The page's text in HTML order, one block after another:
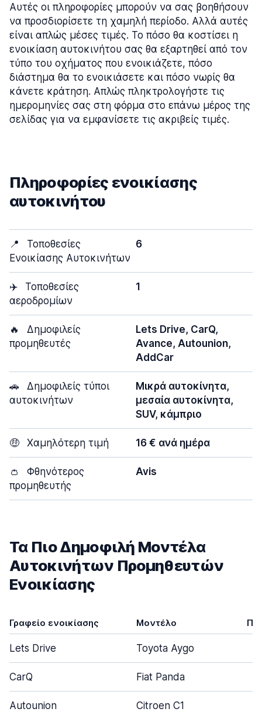
Αυτές οι πληροφορίες μπορούν να σας βοηθήσουν
να προσδιορίσετε τη χαμηλή περίοδο. Αλλά αυτές
είναι απλώς μέσες τιμές. Το πόσο θα κοστίσει η
ενοικίαση αυτοκινήτου σας θα εξαρτηθεί από τον
τύπο του οχήματος που ενοικιάζετε, πόσο
διάστημα θα το ενοικιάσετε και πόσο νωρίς θα
κάνετε κράτηση. Απλώς πληκτρολογήστε τις
ημερομηνίες σας στη φόρμα στο επάνω μέρος της
σελίδας για να εμφανίσετε τις ακριβείς τιμές.
Πληροφορίες ενοικίασης
αυτοκινήτου
📍
Τοποθεσίες
Ενοικίασης Αυτοκινήτων
6
✈️
Τοποθεσίες
αεροδρομίων
1
🔥
Δημοφιλείς
προμηθευτές
Lets Drive, CarQ,
Avance, Autounion,
AddCar
🚗
Δημοφιλείς τύποι
αυτοκινήτων
Μικρά αυτοκίνητα,
μεσαία αυτοκίνητα,
SUV, κάμπριο
🤑 Χαμηλότερη τιμή 16 € ανά ημέρα
👛
Φθηνότερος
προμηθευτής
Avis
Τα Πιο Δημοφιλή Μοντέλα
Αυτοκινήτων Προμηθευτών
Ενοικίασης
Γραφείο ενοικίασης Μοντέλο
Lets Drive Toyota Aygo
CarQ Fiat Panda
Autounion Citroen C1